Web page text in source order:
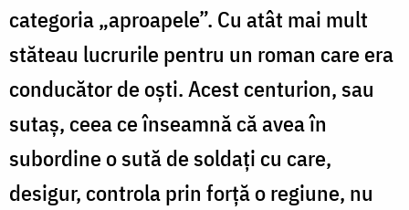
categoria „aproapele”. Cu atât mai mult
stăteau lucrurile pentru un roman care era
conducător de oști. Acest centurion, sau
sutaș, ceea ce înseamnă că avea în
subordine o sută de soldați cu care,
desigur, controla prin forță o regiune, nu